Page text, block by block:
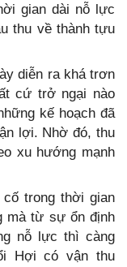
gian dài nỗ lực
thu về thành tựu
diễn ra khá trơn
cứ trở ngại nào
kế hoạch đã
lợi. Nhờ đó, thu
xu hướng mạnh
trong thời gian
mà từ sự ổn định
nỗ lực thì càng
Hợi có vận thu